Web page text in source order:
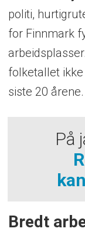
politi,
for Finnmark
folketallet
siste 20 årene.
På
Bredt